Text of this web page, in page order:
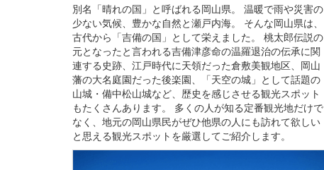
別名「晴れの国」と呼ばれる岡山県。 温暖で雨や災害の
少ない気候、豊かな自然と瀬戸内海。 そんな岡山県は、
古代から「吉備の国」として栄えました。 桃太郎伝説の
元となったと言われる吉備津彦命の温羅退治の伝承に関
連する史跡、江戸時代に天領だった倉敷美観地区、岡山
藩の大名庭園だった後楽園、「天空の城」として話題の
山城・備中松山城など、歴史を感じさせる観光スポット
もたくさんあります。 多くの人が知る定番観光地だけで
なく、地元の岡山県民がぜひ他県の人にも訪れて欲しい
と思える観光スポットを厳選してご紹介します。